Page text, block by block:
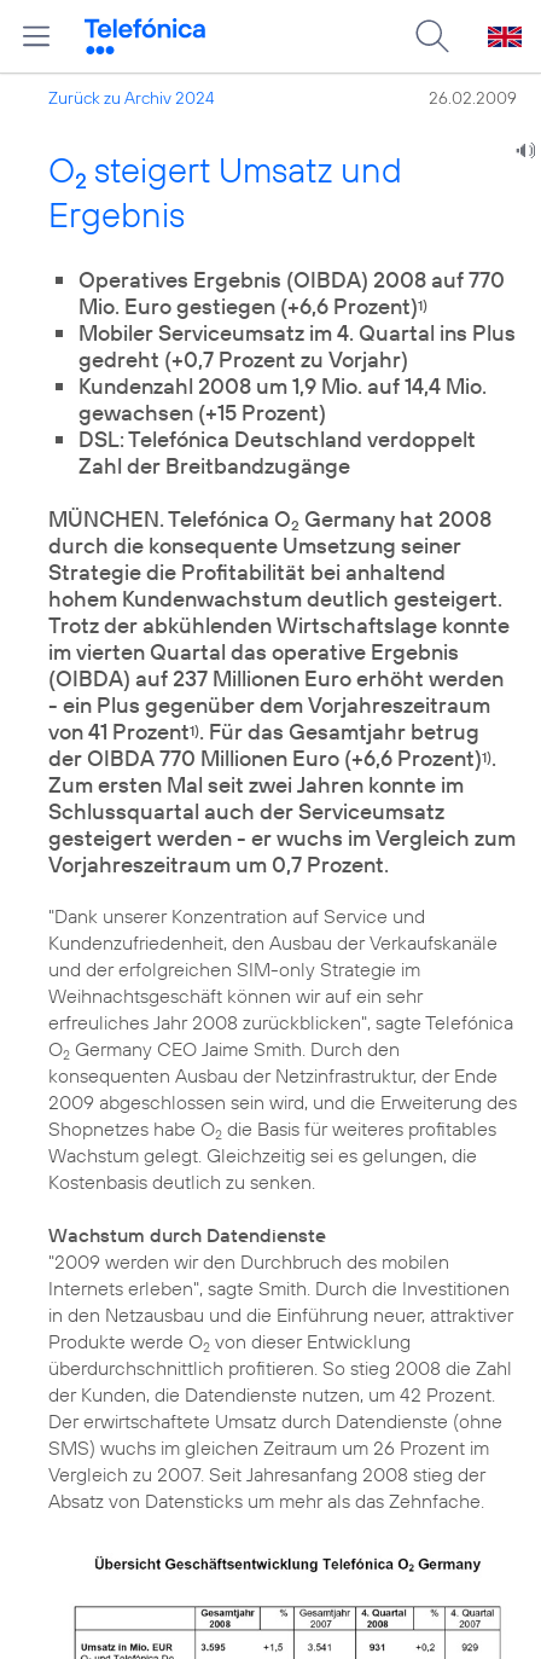
Zurück zu Archiv 2024 26.02.2009
O2 steigert Umsatz und
Ergebnis
Operatives Ergebnis (OIBDA) 2008 auf 770
Mio. Euro gestiegen (+6,6 Prozent)1)
Mobiler Serviceumsatz im 4. Quartal ins Plus
gedreht (+0,7 Prozent zu Vorjahr)
Kundenzahl 2008 um 1,9 Mio. auf 14,4 Mio.
gewachsen (+15 Prozent)
DSL: Telefónica Deutschland verdoppelt
Zahl der Breitbandzugänge
MÜNCHEN. Telefónica O2 Germany hat 2008
durch die konsequente Umsetzung seiner
Strategie die Profitabilität bei anhaltend
hohem Kundenwachstum deutlich gesteigert.
Trotz der abkühlenden Wirtschaftslage konnte
im vierten Quartal das operative Ergebnis
(OIBDA) auf 237 Millionen Euro erhöht werden
- ein Plus gegenüber dem Vorjahreszeitraum
von 41 Prozent1). Für das Gesamtjahr betrug
der OIBDA 770 Millionen Euro (+6,6 Prozent)1).
Zum ersten Mal seit zwei Jahren konnte im
Schlussquartal auch der Serviceumsatz
gesteigert werden - er wuchs im Vergleich zum
Vorjahreszeitraum um 0,7 Prozent.
"Dank unserer Konzentration auf Service und
Kundenzufriedenheit, den Ausbau der Verkaufskanäle
und der erfolgreichen SIM-only Strategie im
Weihnachtsgeschäft können wir auf ein sehr
erfreuliches Jahr 2008 zurückblicken", sagte Telefónica
O2 Germany CEO Jaime Smith. Durch den
konsequenten Ausbau der Netzinfrastruktur, der Ende
2009 abgeschlossen sein wird, und die Erweiterung des
Shopnetzes habe O2 die Basis für weiteres profitables
Wachstum gelegt. Gleichzeitig sei es gelungen, die
Kostenbasis deutlich zu senken.
Wachstum durch Datendienste
"2009 werden wir den Durchbruch des mobilen
Internets erleben", sagte Smith. Durch die Investitionen
in den Netzausbau und die Einführung neuer, attraktiver
Produkte werde O2 von dieser Entwicklung
überdurchschnittlich profitieren. So stieg 2008 die Zahl
der Kunden, die Datendienste nutzen, um 42 Prozent.
Der erwirtschaftete Umsatz durch Datendienste (ohne
SMS) wuchs im gleichen Zeitraum um 26 Prozent im
Vergleich zu 2007. Seit Jahresanfang 2008 stieg der
Absatz von Datensticks um mehr als das Zehnfache.